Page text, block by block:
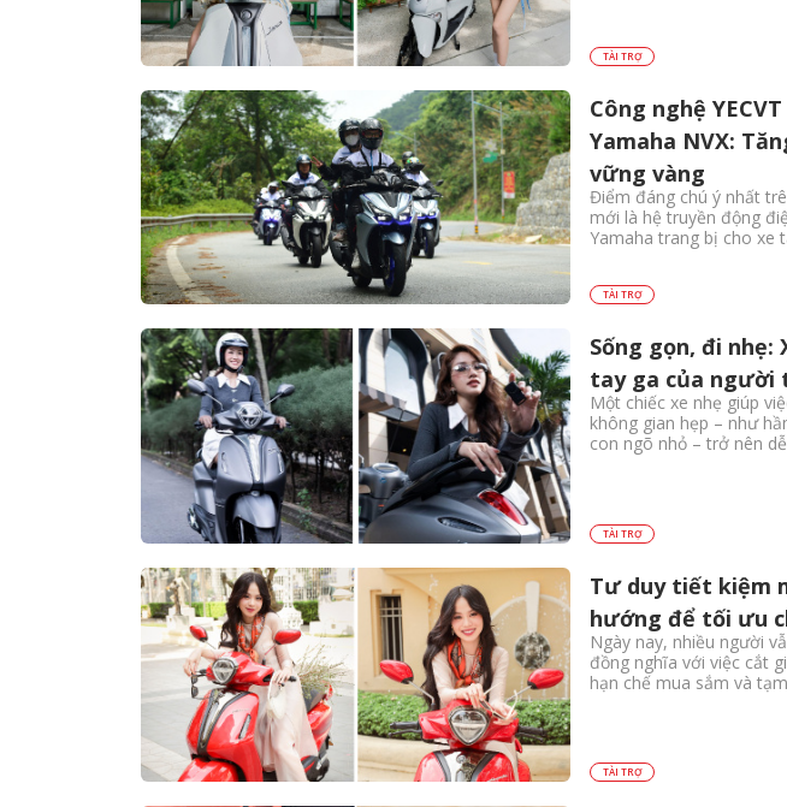
TÀI TRỢ
Công nghệ
Yamaha NVX:
vững vàng
Điểm đáng chú ý nhất
mới là hệ truyền động
Yamaha trang bị cho xe
TÀI TRỢ
Sống gọn, đi nhẹ:
tay ga của người
Một chiếc xe nhẹ giúp
không gian hẹp – như
con ngõ nhỏ – trở nên
TÀI TRỢ
Tư duy tiết kiệm
hướng để tối ưu
Ngày nay, nhiều người
đồng nghĩa với việc cắt
hạn chế mua sắm và
TÀI TRỢ